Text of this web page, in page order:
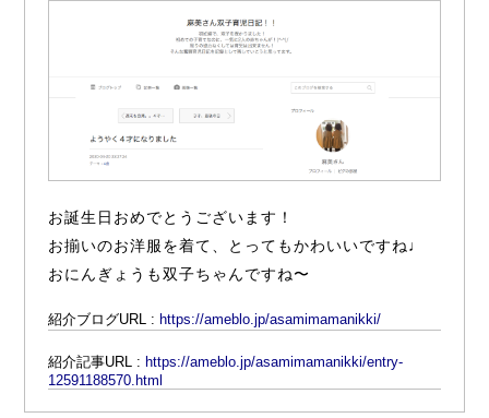
お誕生日おめでとうございます！
お揃いのお洋服を着て、とってもかわいいですね♩
おにんぎょうも双子ちゃんですね〜
紹介ブログURL : https://ameblo.jp/asamimamanikki/
紹介記事URL : https://ameblo.jp/asamimamanikki/entry-
12591188570.html